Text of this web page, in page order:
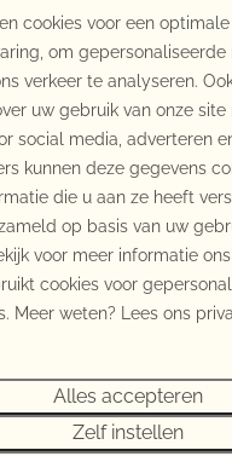
een uitstapje naar een
en stadjes in de
moeite waard. Breskens,
zijn echte aanraders om
prikkelen….
de vogels, het ruisen
de golven...
uw tenen, de wind
uw gezicht...
cookies voor een optimale
om gepersonaliseerde
verkeer te analyseren.
uw gebruik van onze site
social media, adverteren
kunnen deze gegevens
die u aan ze heeft
op basis van uw
voor meer informatie ons
cookies voor
Meer weten? Lees ons
Alles accepteren
Zelf instellen